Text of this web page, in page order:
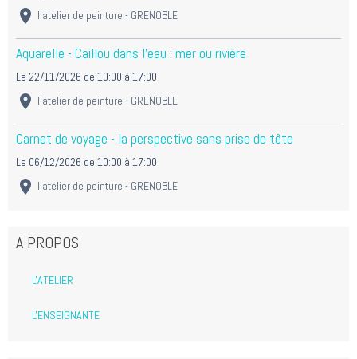
l'atelier de peinture - GRENOBLE
Aquarelle - Caillou dans l'eau : mer ou rivière
Le 22/11/2026 de 10:00 à 17:00
l'atelier de peinture - GRENOBLE
Carnet de voyage - la perspective sans prise de tête
Le 06/12/2026 de 10:00 à 17:00
l'atelier de peinture - GRENOBLE
A PROPOS
L'ATELIER
L'ENSEIGNANTE